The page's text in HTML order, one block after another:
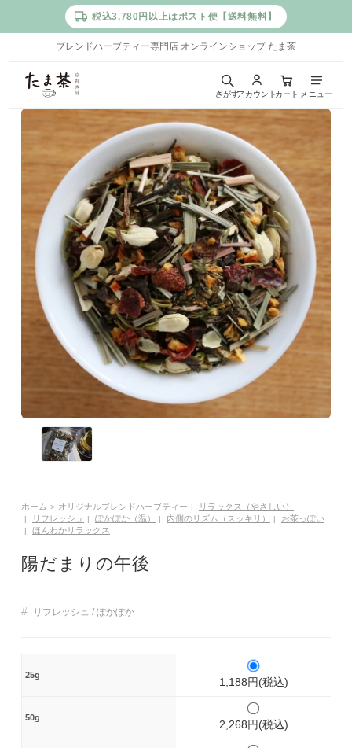
税込3,780円以上はポスト便【送料無料】
ブレンドハーブティー専門店 オンラインショップ たま茶
｜
ー
ー
専
店
さがすアカウントカート メニュー
ホーム > オリジナルブレンドハーブティー | リラックス（やさしい）
| リフレッシュ | ぽかぽか（温） | 内側のリズム（スッキリ） | お茶っぽい
| ほんわかリラックス
陽だまりの午後
# リフレッシュ / ぽかぽか
25g
1,188円(税込)
50g
2,268円(税込)